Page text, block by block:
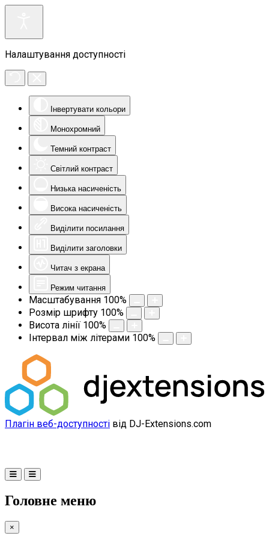
Налаштування доступності
Інвертувати кольори
Монохромний
Темний контраст
Світлий контраст
Низька насиченість
Висока насиченість
Виділити посилання
Виділити заголовки
Читач з екрана
Режим читання
Масштабування 100%
Розмір шрифту 100%
Висота лінії 100%
Інтервал між літерами 100%
Плагін веб-доступності від DJ-Extensions.com
Головне меню
×